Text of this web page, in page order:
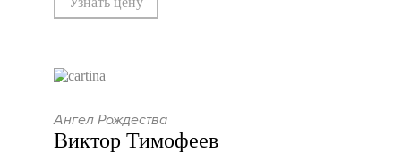
Ангел Рождества
Виктор Тимофеев